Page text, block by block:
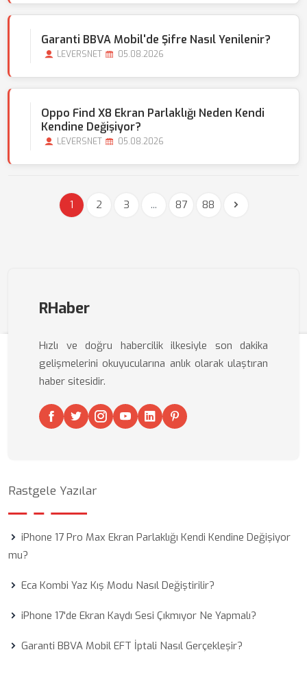
Garanti BBVA Mobil'de Şifre Nasıl Yenilenir?
LEVERSNET 05.08.2026
Oppo Find X8 Ekran Parlaklığı Neden Kendi
Kendine Değişiyor?
LEVERSNET 05.08.2026
1 2 3 ... 87 88
RHaber
Hızlı ve doğru habercilik ilkesiyle son dakika
gelişmelerini okuyucularına anlık olarak ulaştıran
haber sitesidir.
Rastgele Yazılar
iPhone 17 Pro Max Ekran Parlaklığı Kendi Kendine Değişiyor
mu?
Eca Kombi Yaz Kış Modu Nasıl Değiştirilir?
iPhone 17'de Ekran Kaydı Sesi Çıkmıyor Ne Yapmalı?
Garanti BBVA Mobil EFT İptali Nasıl Gerçekleşir?